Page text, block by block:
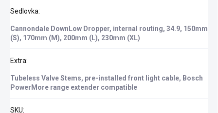
Sedlovka:
Cannondale DownLow Dropper, internal routing, 34.9, 150mm
(S), 170mm (M), 200mm (L), 230mm (XL)
Extra:
Tubeless Valve Stems, pre-installed front light cable, Bosch
PowerMore range extender compatible
SKU: